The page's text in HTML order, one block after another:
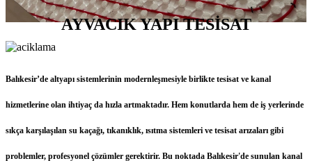
AYVACIK YAPI TESİSAT
Balıkesir’de altyapı sistemlerinin modernleşmesiyle birlikte tesisat ve kanal
hizmetlerine olan ihtiyaç da hızla artmaktadır. Hem konutlarda hem de iş yerlerinde
sıkça karşılaşılan su kaçağı, tıkanıklık, ısıtma sistemleri ve tesisat arızaları gibi
problemler, profesyonel çözümler gerektirir. Bu noktada Balıkesir'de sunulan kanal